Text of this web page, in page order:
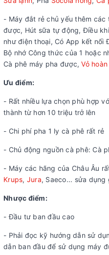
- Máy đắt rẻ chủ yếu thêm các
được, Hút sữa tự động, Điều
như điện thoại, Có App kết nối
Bộ nhớ Công thức của 1 hoặc
Cà phê máy pha được,Vỏ
Ưu điểm:
- Rất nhiều lựa chọn phù hợp
thành từ hơn 10 triệu trở lên
- Chi phí pha 1 ly cà phê rất rẻ
- Chủ động nguồn cà phê: Cà
- Máy các hãng của Châu Âu
Krups, Jura, Saeco... sửa dụng
Nhược điểm:
- Đầu tư ban đầu cao
- Phải đọc kỹ hướng dẫn sử
dẫn ban đầu để sử dụng máy